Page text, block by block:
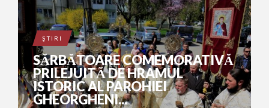
ŞTIRI
SĂRBĂTOARE COMEMORATIVĂ
PRILEJUITĂ DE HRAMUL
ISTORIC AL PAROHIEI
GHEORGHENI...